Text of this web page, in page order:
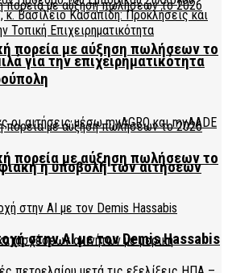
πορεία με αύξηση πωλήσεων το
η υποβολή των αιτήσεων
για την επιχειρηματικότητα
πορεία με αύξηση πωλήσεων το
στην AI με τον Demis Hassabis